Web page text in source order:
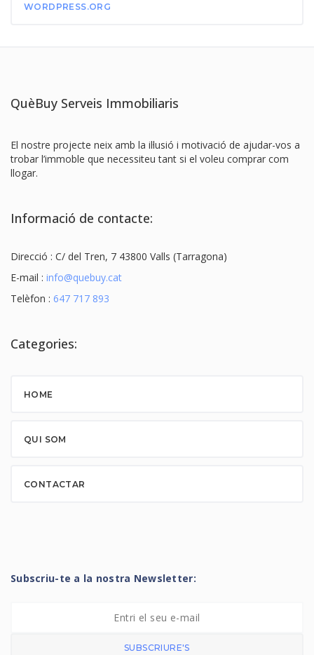
WORDPRESS.ORG
QuèBuy Serveis Immobiliaris
El nostre projecte neix amb la il·lusió i motivació de ajudar-vos a
trobar l’immoble que necessiteu tant si el voleu comprar com
llogar.
Informació de contacte:
Direcció : C/ del Tren, 7 43800 Valls (Tarragona)
E-mail : info@quebuy.cat
Telèfon : 647 717 893
Categories:
HOME
QUI SOM
CONTACTAR
Subscriu-te a la nostra Newsletter:
SUBSCRIURE'S